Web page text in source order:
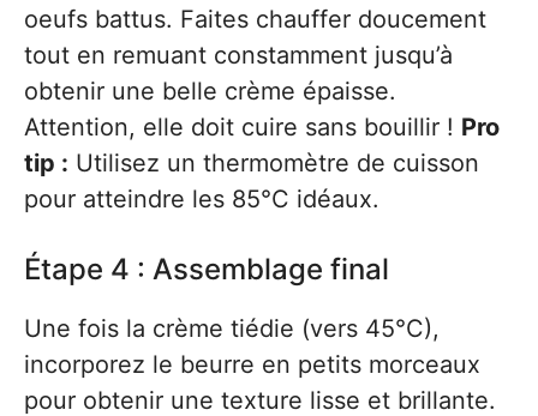
oeufs battus. Faites chauffer doucement
tout en remuant constamment jusqu’à
obtenir une belle crème épaisse.
Attention, elle doit cuire sans bouillir ! Pro
tip : Utilisez un thermomètre de cuisson
pour atteindre les 85°C idéaux.
Étape 4 : Assemblage final
Une fois la crème tiédie (vers 45°C),
incorporez le beurre en petits morceaux
pour obtenir une texture lisse et brillante.